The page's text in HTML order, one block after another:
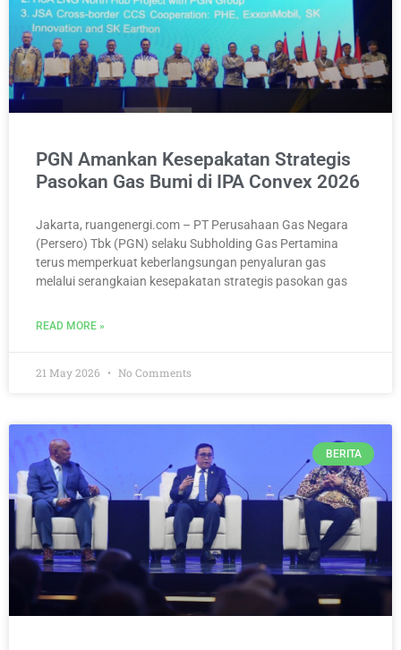
PGN Amankan Kesepakatan Strategis
Pasokan Gas Bumi di IPA Convex 2026
Jakarta, ruangenergi.com – PT Perusahaan Gas Negara
(Persero) Tbk (PGN) selaku Subholding Gas Pertamina
terus memperkuat keberlangsungan penyaluran gas
melalui serangkaian kesepakatan strategis pasokan gas
READ MORE »
21 May 2026 No Comments
BERITA